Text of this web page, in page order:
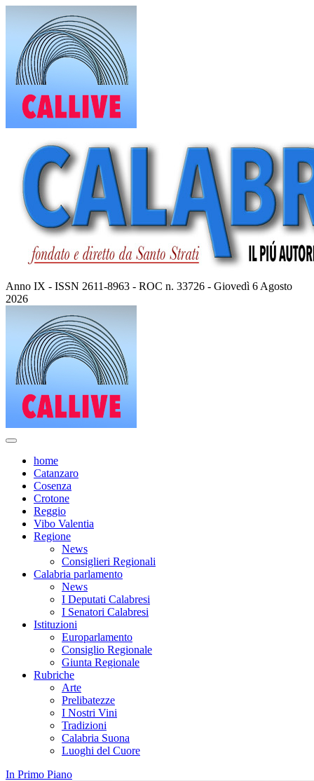
contenuto
Anno IX - ISSN 2611-8963 - ROC n. 33726 - Giovedì 6 Agosto
2026
home
Catanzaro
Cosenza
Crotone
Reggio
Vibo Valentia
Regione
News
Consiglieri Regionali
Calabria parlamento
News
I Deputati Calabresi
I Senatori Calabresi
Istituzioni
Europarlamento
Consiglio Regionale
Giunta Regionale
Rubriche
Arte
Prelibatezze
I Nostri Vini
Tradizioni
Calabria Suona
Luoghi del Cuore
In Primo Piano